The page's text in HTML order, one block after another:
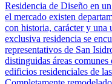
Residencia de Diseño en
el mercado existen
con historia, carácter y una
exclusiva residencia se
representativos de San
distinguidas áreas
edificios residenciales de